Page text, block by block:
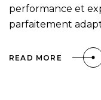
performance et
parfaitement
READ MORE